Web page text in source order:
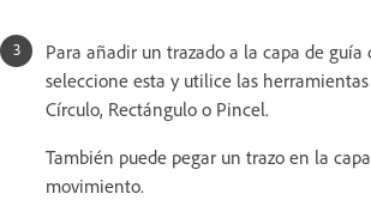
Para añadir un trazado a la capa de
seleccione esta y utilice las
Círculo, Rectángulo o Pincel.
También puede pegar un trazo en la
movimiento.